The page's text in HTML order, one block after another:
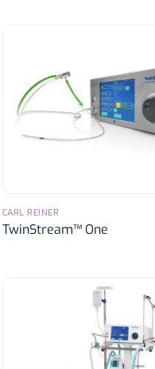
CARL REINER
TwinStream™ One